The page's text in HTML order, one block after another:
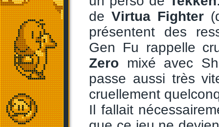
deVirtua Fighter
présentent des
Gen Fu rappelle
Zero mixé avec
passe aussi très
cruellement
Il fallait